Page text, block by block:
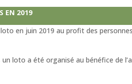
EN 2019
en juin 2019 au profit des
un loto a été organisé au bénéfice de